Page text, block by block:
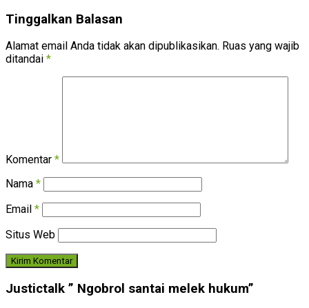
Tinggalkan Balasan
Alamat email Anda tidak akan dipublikasikan. Ruas yang wajib
ditandai *
Komentar *
Nama *
Email *
Situs Web
Justictalk ” Ngobrol santai melek hukum”